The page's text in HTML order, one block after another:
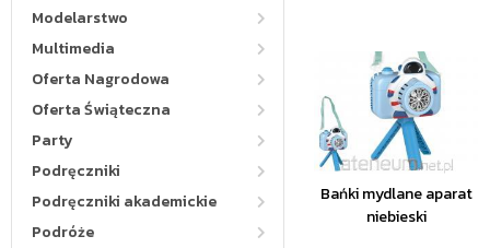
Modelarstwo
Multimedia
Oferta Nagrodowa
Oferta Świąteczna
Party
Podręczniki
Podręczniki akademickie
Podróże
Bańki mydlane aparat
niebieski